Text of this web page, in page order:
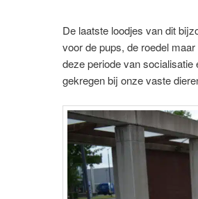
De laatste loodjes van dit
voor de pups, de roedel
deze periode van socialisatie
gekregen bij onze vaste